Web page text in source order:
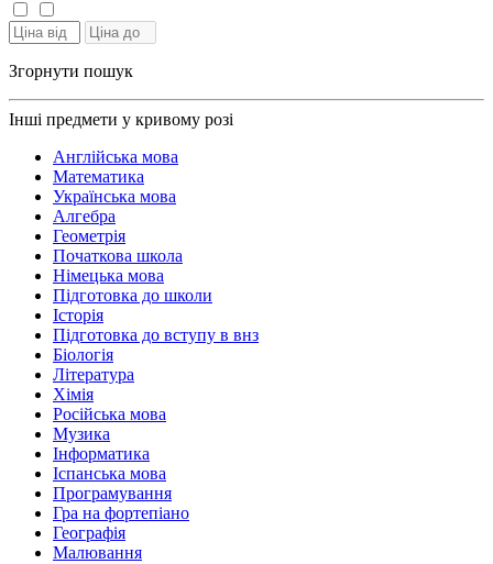
Згорнути пошук
Інші предмети у кривому розі
Англійська мова
Математика
Українська мова
Алгебра
Геометрія
Початкова школа
Німецька мова
Підготовка до школи
Історія
Підготовка до вступу в внз
Біологія
Література
Хімія
Російська мова
Музика
Інформатика
Іспанська мова
Програмування
Гра на фортепіано
Географія
Малювання